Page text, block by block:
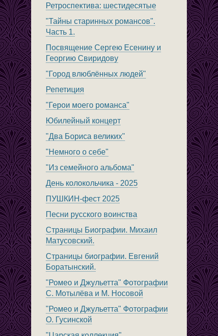
Ретроспектива: шестидесятые
"Тайны старинных романсов".
Часть 1.
Посвящение Сергею Есенину и
Георгию Свиридову
"Город влюблённых людей"
Репетиция
"Герои моего романса"
Юбилейный концерт
"Два Бориса великих"
"Немного о себе"
"Из семейного альбома"
День колокольчика - 2025
ПУШКИН-фест 2025
Песни русского воинства
Страницы Биографии. Михаил
Матусовский.
Страницы биографии. Евгений
Боратынский.
"Ромео и Джульетта" Фотографии
С. Мотылёва и М. Носовой
"Ромео и Джульетта" Фотографии
О. Гусинской